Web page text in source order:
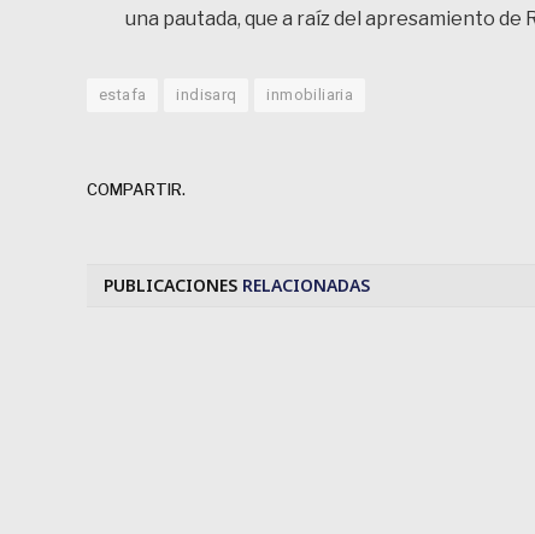
una pautada, que a raíz del apresamiento de
estafa indisarq inmobiliaria
COMPARTIR.
PUBLICACIONES RELACIONADAS